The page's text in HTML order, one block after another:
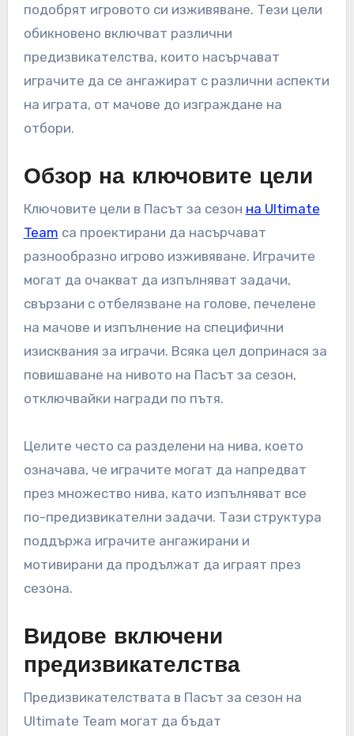
подобрят игровото си изживяване. Тези цели
обикновено включват различни
предизвикателства, които насърчават
играчите да се ангажират с различни аспекти
на играта, от мачове до изграждане на
отбори.
Обзор на ключовите цели
Ключовите цели в Пасът за сезон на Ultimate
Team са проектирани да насърчават
разнообразно игрово изживяване. Играчите
могат да очакват да изпълняват задачи,
свързани с отбелязване на голове, печелене
на мачове и изпълнение на специфични
изисквания за играчи. Всяка цел допринася за
повишаване на нивото на Пасът за сезон,
отключвайки награди по пътя.
Целите често са разделени на нива, което
означава, че играчите могат да напредват
през множество нива, като изпълняват все
по-предизвикателни задачи. Тази структура
поддържа играчите ангажирани и
мотивирани да продължат да играят през
сезона.
Видове включени
предизвикателства
Предизвикателствата в Пасът за сезон на
Ultimate Team могат да бъдат